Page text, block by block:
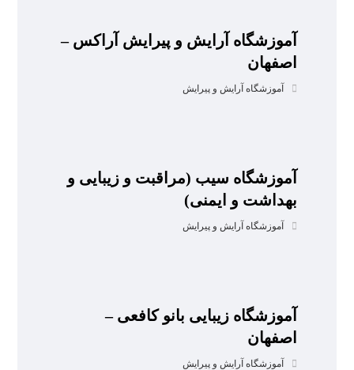
آموزشگاه آرایش و پیرایش آراکس –
اصفهان
آموزشگاه آرایش و پیرایش
آموزشگاه سیب (مراقبت و زیبایی و
بهداشت و ایمنی)
آموزشگاه آرایش و پیرایش
آموزشگاه زیبایی بانو کافعی –
اصفهان
آموزشگاه آرایش و پیرایش